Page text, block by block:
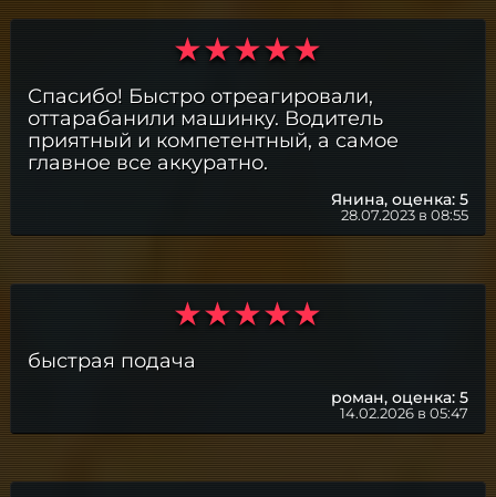
Спасибо! Быстро отреагировали,
оттарабанили машинку. Водитель
приятный и компетентный, а самое
главное все аккуратно.
Янина,оценка: 5
28.07.2023 в 08:55
быстрая подача
роман,оценка: 5
14.02.2026 в 05:47